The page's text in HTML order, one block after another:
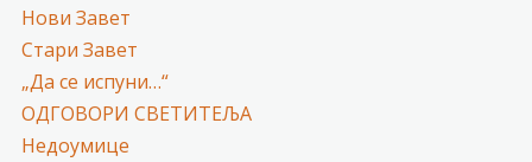
Нови Завет
Стари Завет
„Да се испуни…“
ОДГОВОРИ СВЕТИТЕЉА
Недоумице